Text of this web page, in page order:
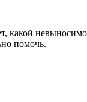
какой
помочь.